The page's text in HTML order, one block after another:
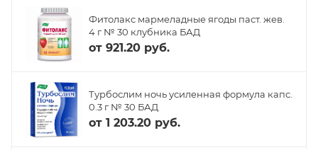
Фитолакс мармеладные ягоды паст. жев.
4 г № 30 клубника БАД
от 921.20 руб.
Турбослим ночь усиленная формула капс.
0.3 г № 30 БАД
от 1 203.20 руб.